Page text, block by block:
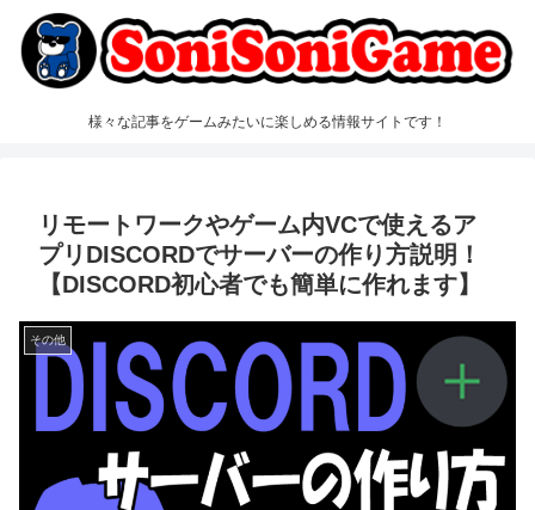
様々な記事をゲームみたいに楽しめる情報サイトです！
リモートワークやゲーム内VCで使えるア
プリDISCORDでサーバーの作り方説明！
【DISCORD初心者でも簡単に作れます】
その他